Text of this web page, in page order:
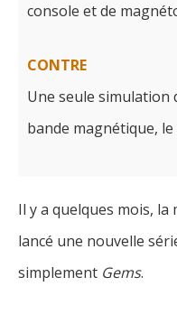
console et de
CONTRE
Une seule simulation
bande magnétique,
Il y a quelques mois,
lancé une nouvelle
simplement Gems.